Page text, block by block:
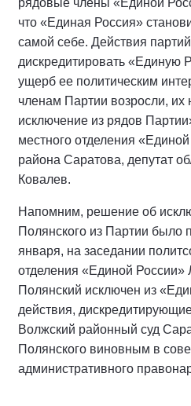
что «Единая Россия»
самой себе. Действия
дискредитировать «Единую
ущерб ее политическим
членам Партии возросли, их
исключение из рядов
местного отделения
района Саратова, депутат
Ковалев.
Напомним, решение об
Полянского из Партии было
января, на заседании
отделения «Единой России»
Полянский исключен из
действия,
Волжский районный суд
Полянского виновным в
административного